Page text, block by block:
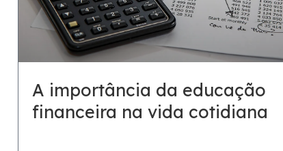
A importância da educação
financeira na vida cotidiana